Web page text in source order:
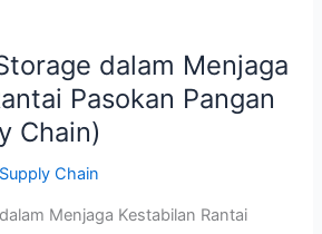
dalam Menjaga
Pasokan Pangan
Chain)
Chain
Menjaga Kestabilan Rantai